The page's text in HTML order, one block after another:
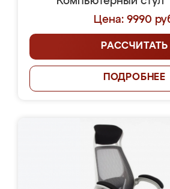
Цена: 9990
РАССЧИТАТЬ
ПОДРОБНЕЕ